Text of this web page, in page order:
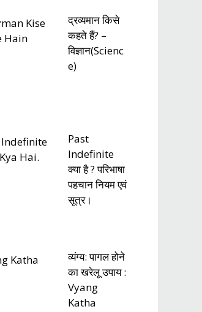
द्रव्यमान किसे
कहते हैं? –
विज्ञान(Scienc
e)
Past
Indefinite
क्या है ? परिभाषा
पहचान नियम एवं
सूत्र।
व्यंग्य: पागल होने
का खरेलू उपाय :
Vyang
Katha